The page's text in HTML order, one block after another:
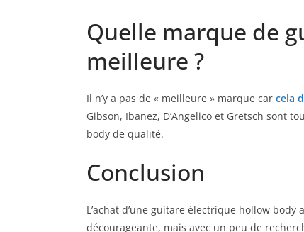
Quelle ‍marque de
meilleure ?
Il n’y⁢ a pas de « meilleure » marque car cela
Gibson, Ibanez, D’Angelico​ et Gretsch sont
body de qualité.
Conclusion
L’achat⁣ d’une‌ guitare électrique hollow
décourageante, ⁢mais avec un peu de